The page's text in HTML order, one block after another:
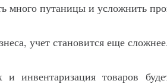
много путаницы и усложнить
учет становится еще сложнее.
и инвентаризация товаров